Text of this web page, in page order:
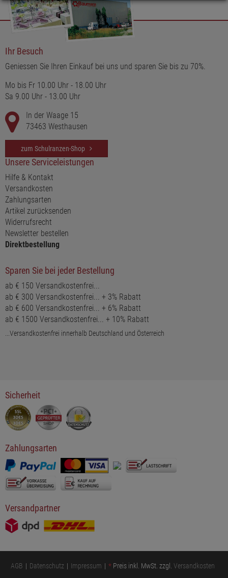
Ihr Besuch
Geniessen Sie Ihren Einkauf bei uns und sparen Sie bis zu 70%.
Mo bis Fr 10.00 Uhr - 18.00 Uhr
Sa 9.00 Uhr - 13.00 Uhr
In der Waage 15
73463 Westhausen
zum Schulranzen-Shop
Unsere Serviceleistungen
Hilfe & Kontakt
Versandkosten
Zahlungsarten
Artikel zurücksenden
Widerrufsrecht
Newsletter bestellen
Direktbestellung
Sparen Sie bei jeder Bestellung
ab € 150 Versandkostenfrei...
ab € 300 Versandkostenfrei... + 3% Rabatt
ab € 600 Versandkostenfrei... + 6% Rabatt
ab € 1500 Versandkostenfrei... + 10% Rabatt
...Versandkostenfrei innerhalb Deutschland und Österreich
Sicherheit
Zahlungsarten
Versandpartner
AGB Datenschutz Impressum * Preis inkl. MwSt. zzgl. Versandkosten